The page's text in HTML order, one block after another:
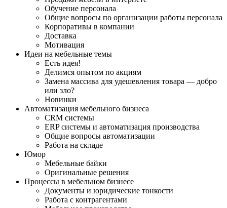
Обучение персонала
Общие вопросы по организации работы персонала
Корпоративы в компании
Доставка
Мотивация
Идеи на мебельные темы
Есть идея!
Делимся опытом по акциям
Замена массива для удешевления товара — добро
или зло?
Новинки
Автоматизация мебельного бизнеса
CRM системы
ERP системы и автоматизация производства
Общие вопросы автоматизации
Работа на складе
Юмор
Мебельные байки
Оригинальные решения
Процессы в мебельном бизнесе
Документы и юридические тонкости
Работа с контрагентами